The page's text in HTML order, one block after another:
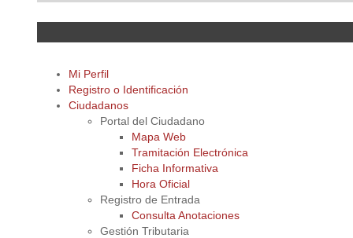
Mi Perfil
Registro o Identificación
Ciudadanos
Portal del Ciudadano
Mapa Web
Tramitación Electrónica
Ficha Informativa
Hora Oficial
Registro de Entrada
Consulta Anotaciones
Gestión Tributaria